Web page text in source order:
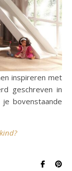
inspireren met
geschreven in
bovenstaande